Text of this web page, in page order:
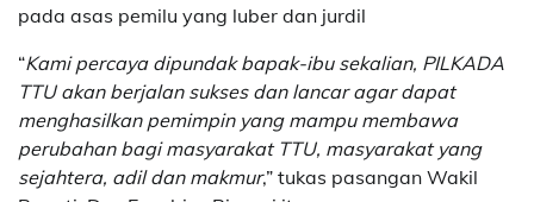
pada asas pemilu yang luber dan jurdil
“Kami percaya dipundak bapak-ibu sekalian, PILKADA
TTU akan berjalan sukses dan lancar agar dapat
menghasilkan pemimpin yang mampu membawa
perubahan bagi masyarakat TTU, masyarakat yang
sejahtera, adil dan makmur,” tukas pasangan Wakil